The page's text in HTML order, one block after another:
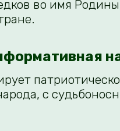
во имя
с